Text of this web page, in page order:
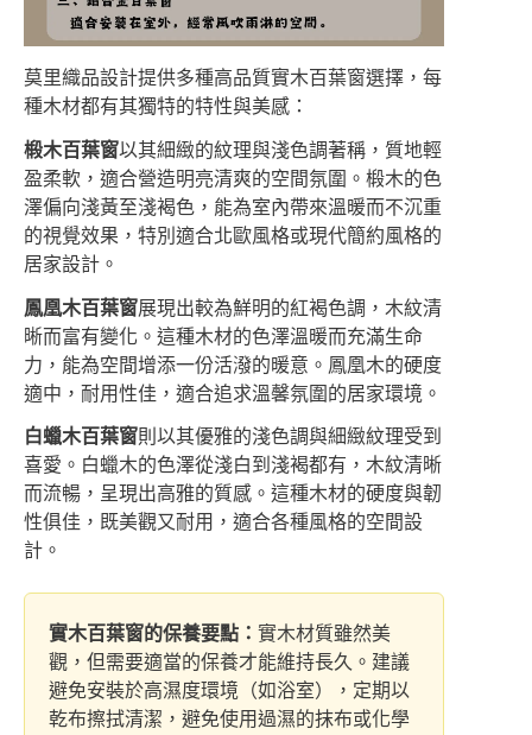
莫里織品設計提供多種高品質實木百葉窗選擇，每
種木材都有其獨特的特性與美感：
椴木百葉窗以其細緻的紋理與淺色調著稱，質地輕
盈柔軟，適合營造明亮清爽的空間氛圍。椴木的色
澤偏向淺黃至淺褐色，能為室內帶來溫暖而不沉重
的視覺效果，特別適合北歐風格或現代簡約風格的
居家設計。
鳳凰木百葉窗展現出較為鮮明的紅褐色調，木紋清
晰而富有變化。這種木材的色澤溫暖而充滿生命
力，能為空間增添一份活潑的暖意。鳳凰木的硬度
適中，耐用性佳，適合追求溫馨氛圍的居家環境。
白蠟木百葉窗則以其優雅的淺色調與細緻紋理受到
喜愛。白蠟木的色澤從淺白到淺褐都有，木紋清晰
而流暢，呈現出高雅的質感。這種木材的硬度與韌
性俱佳，既美觀又耐用，適合各種風格的空間設
計。
實木百葉窗的保養要點： 實木材質雖然美
觀，但需要適當的保養才能維持長久。建議
避免安裝於高濕度環境（如浴室），定期以
乾布擦拭清潔，避免使用過濕的抹布或化學